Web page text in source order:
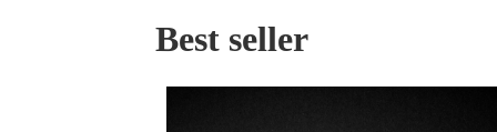
Best seller